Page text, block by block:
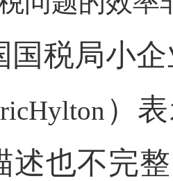
税局小企
）
述也不完